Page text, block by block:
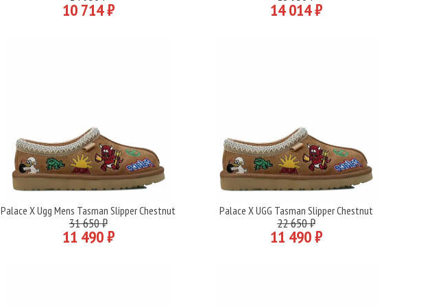
10 714 ₽ 14 014 ₽
Подробнее
Palace X Ugg Mens Tasman Slipper Chestnut
31 650 ₽
11 490 ₽
Подробнее
Palace X UGG Tasman Slipper Chestnut
22 650 ₽
11 490 ₽